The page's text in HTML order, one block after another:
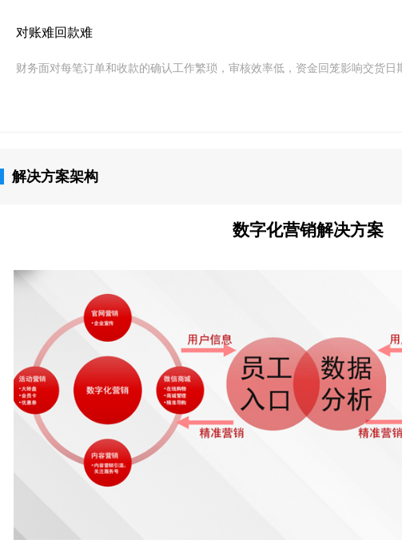
对账难回款难
财务面对每笔订单和收款的确认工作繁琐，审核效率低，资金回笼影响交货日
解决方案架构
数字化营销解决方案